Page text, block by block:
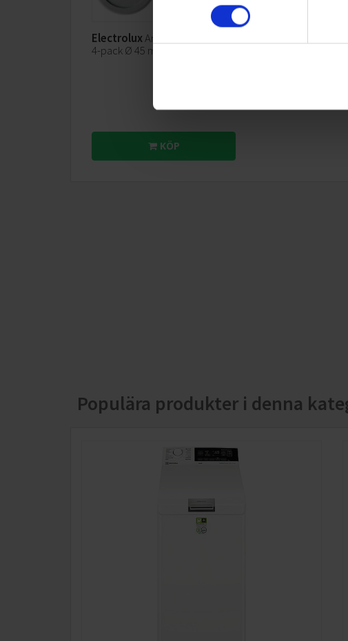
ElectroluxAntivibrationsfötter
4-pack Ø 45 mm
KÖP
Populära produkter i denna